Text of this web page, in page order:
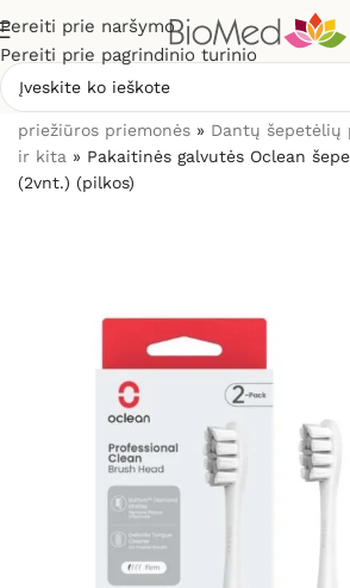
Pereiti prie naršymo
Pereiti prie pagrindinio turinio
priežiūros priemonės » Dantų šepetėlių
ir kita » Pakaitinės galvutės Oclean
(2vnt.) (pilkos)